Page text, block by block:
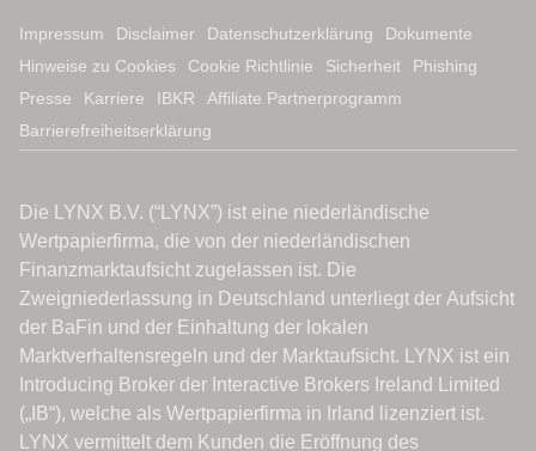
Impressum Disclaimer Datenschutzerklärung
Dokumente
Hinweise zu Cookies
Cookie Richtlinie Sicherheit
Phishing
Presse
Karriere IBKR
Affiliate Partnerprogramm
Barrierefreiheitserklärung